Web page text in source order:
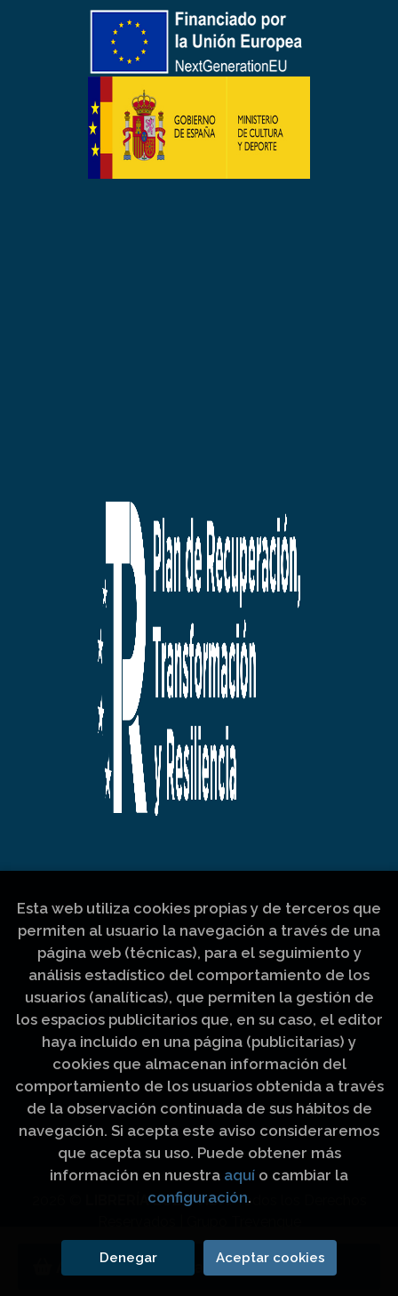
Añadir a mi cesta
LIBRERÍA LUZ Y VIDA. Todos los Derechos
Esta web utiliza cookies propias y de terceros que
permiten al usuario la navegación a través de una
página web (técnicas), para el seguimiento y
análisis estadístico del comportamiento de los
usuarios (analíticas), que permiten la gestión de
los espacios publicitarios que, en su caso, el editor
haya incluido en una página (publicitarias) y
cookies que almacenan información del
comportamiento de los usuarios obtenida a través
de la observación continuada de sus hábitos de
navegación. Si acepta este aviso consideraremos
que acepta su uso. Puede obtener más
información en nuestra aquí o cambiar la
configuración.
Denegar Aceptar cookies